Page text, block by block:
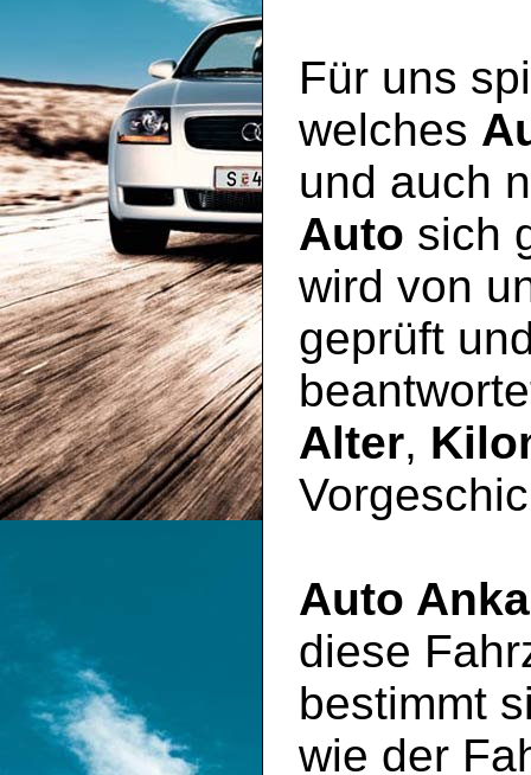
Für uns
welches
und auch
Auto sich
wird von
geprüft
Alter,
Auto
diese
bestimmt
wie der